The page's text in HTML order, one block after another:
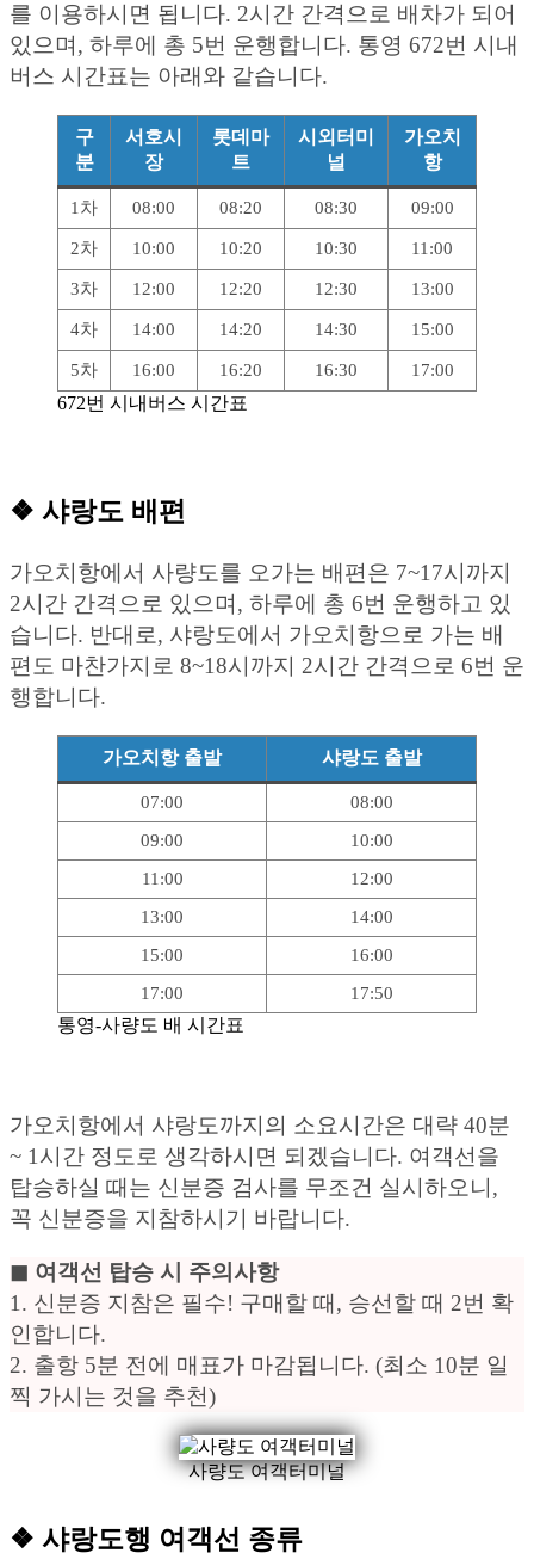
를 이용하시면 됩니다. 2시간 간격으로 배차가 되어
있으며, 하루에 총 5번 운행합니다. 통영 672번 시내
버스 시간표는 아래와 같습니다.
구
분
서호시
장
롯데마
트
시외터미
널
가오치
항
1차 08:00 08:20 08:30 09:00
2차 10:00 10:20 10:30 11:00
3차 12:00 12:20 12:30 13:00
4차 14:00 14:20 14:30 15:00
5차 16:00 16:20 16:30 17:00
672번 시내버스 시간표
❖ 샤랑도 배편
가오치항에서 사량도를 오가는 배편은 7~17시까지
2시간 간격으로 있으며, 하루에 총 6번 운행하고 있
습니다. 반대로, 샤랑도에서 가오치항으로 가는 배
편도 마찬가지로 8~18시까지 2시간 간격으로 6번 운
행합니다.
가오치항 출발 샤랑도 출발
07:00
08:00
09:00
10:00
11:00
12:00
13:00
14:00
15:00
16:00
17:00
17:50
통영-사량도 배 시간표
가오치항에서 샤랑도까지의 소요시간은 대략 40분
~ 1시간 정도로 생각하시면 되겠습니다. 여객선을
탑승하실 때는 신분증 검사를 무조건 실시하오니,
꼭 신분증을 지참하시기 바랍니다.
◼︎ 여객선 탑승 시 주의사항
1. 신분증 지참은 필수! 구매할 때, 승선할 때 2번 확
인합니다.
2. 출항 5분 전에 매표가 마감됩니다. (최소 10분 일
찍 가시는 것을 추천)
사량도 여객터미널
❖ 샤랑도행 여객선 종류